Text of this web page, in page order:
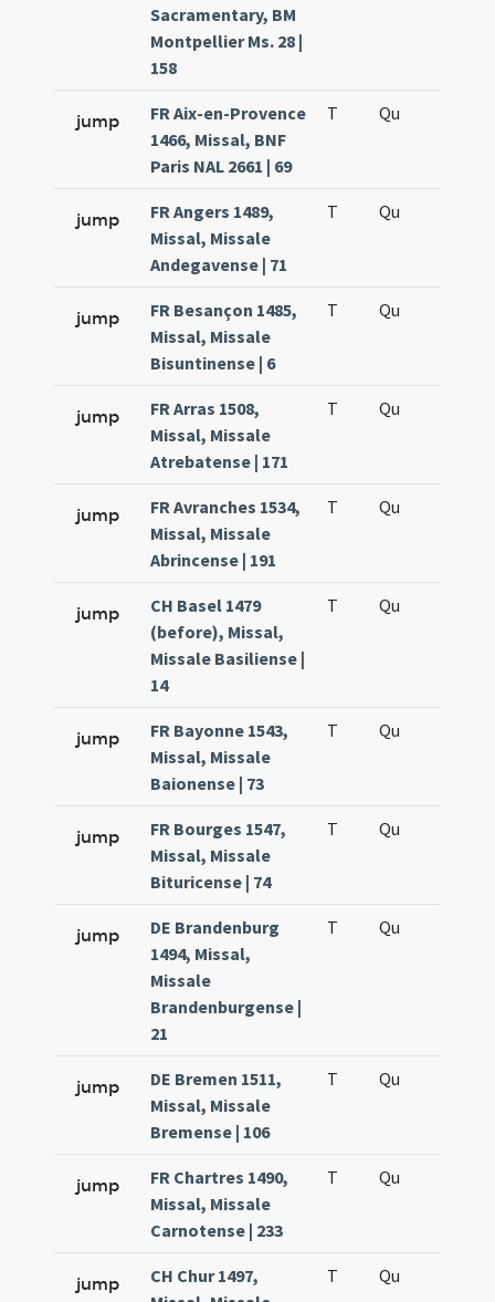
Sacramentary, BM
Montpellier Ms. 28 |
158
jump
FR Aix-en-Provence
1466, Missal, BNF
Paris NAL 2661 | 69
T Qu
jump
FR Angers 1489,
Missal, Missale
Andegavense | 71
T Qu
jump
FR Besançon 1485,
Missal, Missale
Bisuntinense | 6
T Qu
jump
FR Arras 1508,
Missal, Missale
Atrebatense | 171
T Qu
jump
FR Avranches 1534,
Missal, Missale
Abrincense | 191
T Qu
jump
CH Basel 1479
(before), Missal,
Missale Basiliense |
14
T Qu
jump
FR Bayonne 1543,
Missal, Missale
Baionense | 73
T Qu
jump
FR Bourges 1547,
Missal, Missale
Bituricense | 74
T Qu
jump
DE Brandenburg
1494, Missal,
Missale
Brandenburgense |
21
T Qu
jump
DE Bremen 1511,
Missal, Missale
Bremense | 106
T Qu
jump
FR Chartres 1490,
Missal, Missale
Carnotense | 233
T Qu
jump
CH Chur 1497,
T Qu